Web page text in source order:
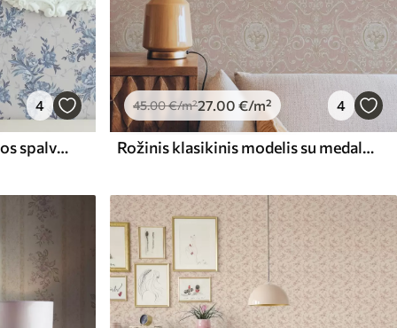
4
Švelnios mėlynos ir mėlynos spalvos gėlės ir lapai šviesiame fone
45.00€/m²27.00 €/m² 4
Rožinis klasikinis modelis su medalionais ir gėlėmis